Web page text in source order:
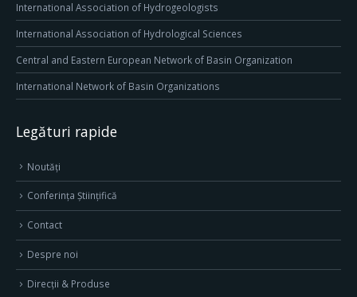
International Association of Hydrogeologists
International Association of Hydrological Sciences
Central and Eastern European Network of Basin Organization
International Network of Basin Organizations
Legături rapide
Noutăți
Conferința Științifică
Contact
Despre noi
Direcţii & Produse